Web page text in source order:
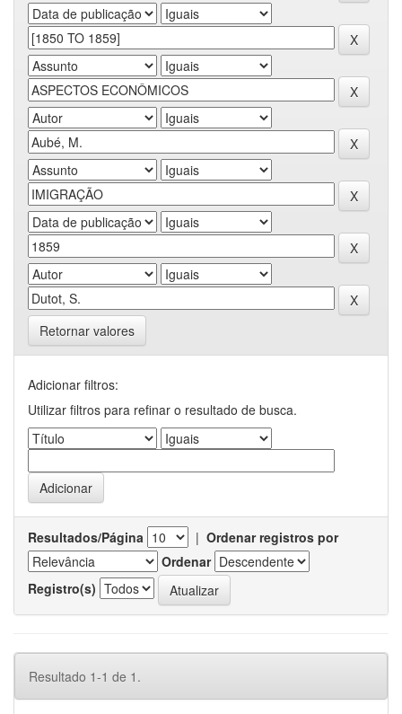
Retornar valores
Adicionar filtros:
Utilizar filtros para refinar o resultado de busca.
Resultados/Página | Ordenar registros por
Ordenar
Registro(s)
Resultado 1-1 de 1.